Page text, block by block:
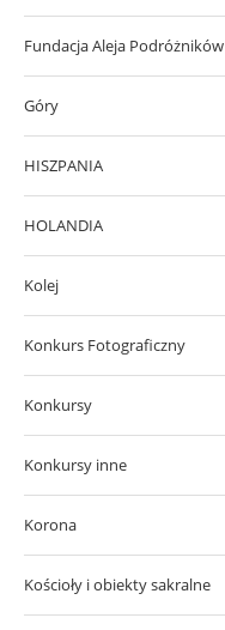
Fundacja Aleja Podróżników
Góry
HISZPANIA
HOLANDIA
Kolej
Konkurs Fotograficzny
Konkursy
Konkursy inne
Korona
Kościoły i obiekty sakralne